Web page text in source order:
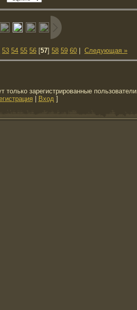
53 54 55 56 [57] 58 59 60 Следующая »
только зарегистрированные пользователи.
| Вход ]